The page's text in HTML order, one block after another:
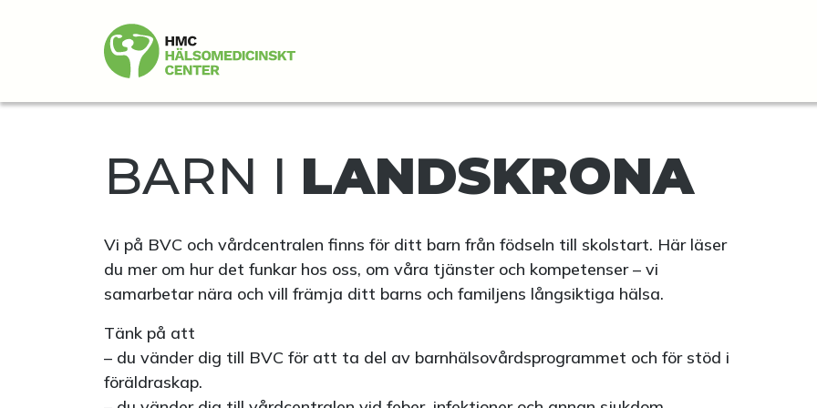
BARN I LANDSKRONA
Vi på BVC och vårdcentralen finns för ditt barn från födseln till skolstart. Här läser
du mer om hur det funkar hos oss, om våra tjänster och kompetenser – vi
samarbetar nära och vill främja ditt barns och familjens långsiktiga hälsa.
Tänk på att
– du vänder dig till BVC för att ta del av barnhälsovårdsprogrammet och för stöd i
föräldraskap.